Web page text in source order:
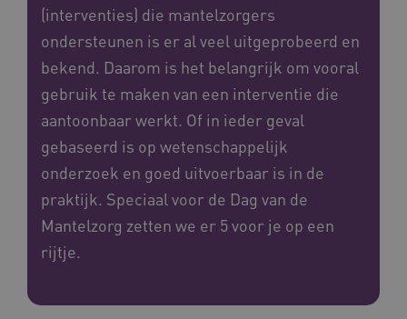
(interventies) die mantelzorgers
ondersteunen is er al veel uitgeprobeerd en
bekend. Daarom is het belangrijk om vooral
gebruik te maken van een interventie die
aantoonbaar werkt. Of in ieder geval
gebaseerd is op wetenschappelijk
onderzoek en goed uitvoerbaar is in de
praktijk. Speciaal voor de Dag van de
Mantelzorg zetten we er 5 voor je op een
rijtje.